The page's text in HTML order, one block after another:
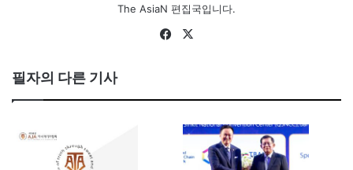
The AsiaN 편집국입니다.
Fa
필자의 다른 기사